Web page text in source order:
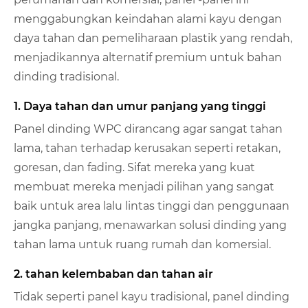
menggabungkan keindahan alami kayu dengan
daya tahan dan pemeliharaan plastik yang rendah,
menjadikannya alternatif premium untuk bahan
dinding tradisional.
1. Daya tahan dan umur panjang yang tinggi
Panel dinding WPC dirancang agar sangat tahan
lama, tahan terhadap kerusakan seperti retakan,
goresan, dan fading. Sifat mereka yang kuat
membuat mereka menjadi pilihan yang sangat
baik untuk area lalu lintas tinggi dan penggunaan
jangka panjang, menawarkan solusi dinding yang
tahan lama untuk ruang rumah dan komersial.
2. tahan kelembaban dan tahan air
Tidak seperti panel kayu tradisional, panel dinding